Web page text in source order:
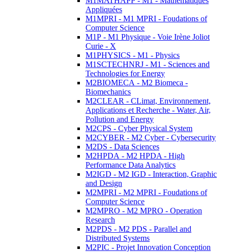
Appliquées
M1MPRI - M1 MPRI - Foudations of
Computer Science
M1P - M1 Physique - Voie Irène Joliot
Curie - X
M1PHYSICS - M1 - Physics
M1SCTECHNRJ - M1 - Sciences and
Technologies for Energy
M2BIOMECA - M2 Biomeca -
Biomechanics
M2CLEAR - CLimat, Environnement,
Applications et Recherche - Water, Air,
Pollution and Energy
M2CPS - Cyber Physical System
M2CYBER - M2 Cyber - Cybersecurity
M2DS - Data Sciences
M2HPDA - M2 HPDA - High
Performance Data Analytics
M2IGD - M2 IGD - Interaction, Graphic
and Design
M2MPRI - M2 MPRI - Foudations of
Computer Science
M2MPRO - M2 MPRO - Operation
Research
M2PDS - M2 PDS - Parallel and
Distributed Systems
M2PIC - Projet Innovation Conception